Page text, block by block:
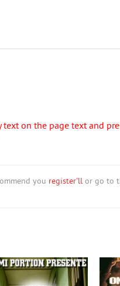
text on the page text and
you register'll or go to